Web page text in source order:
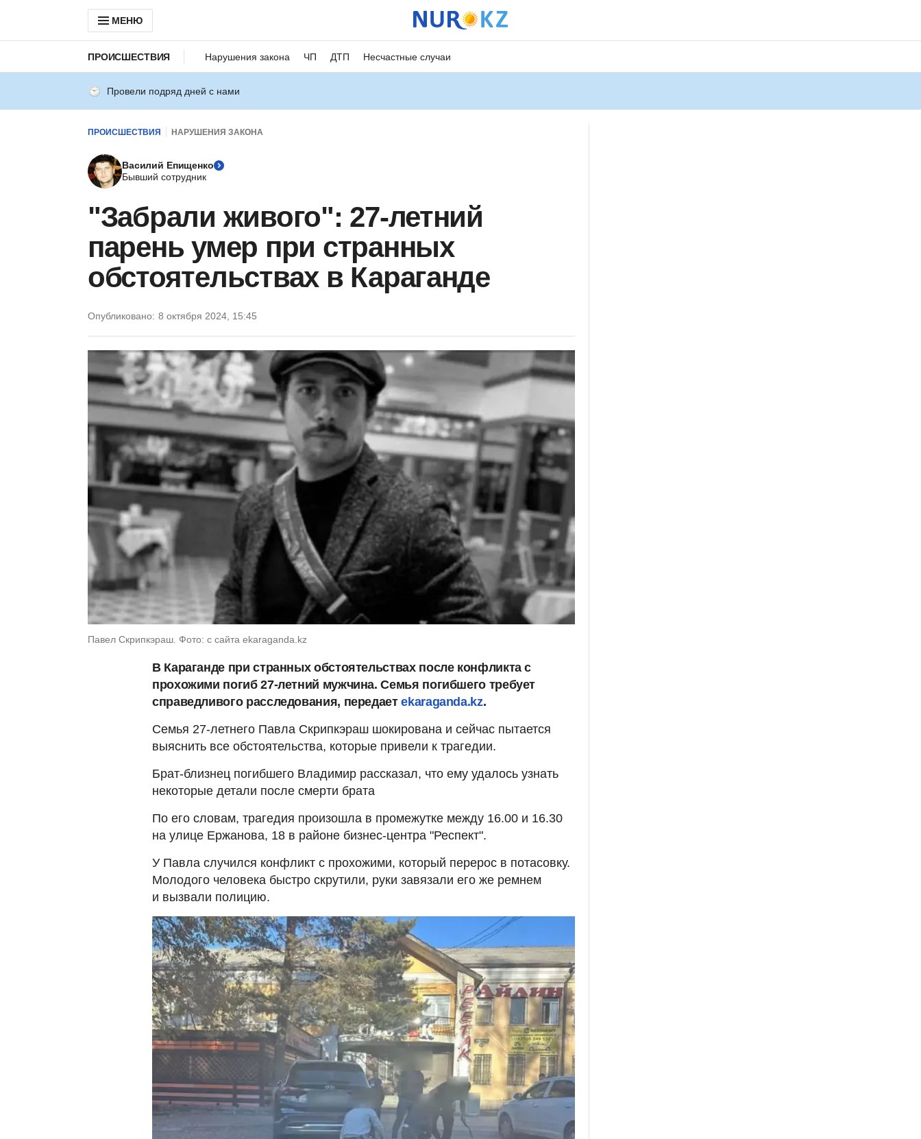
МЕНЮ
ПРОИСШЕСТВИЯ Нарушения закона ЧП ДТП Несчастные случаи
Провели подряд дней с нами
ПРОИСШЕСТВИЯ НАРУШЕНИЯ ЗАКОНА
Василий Епищенко
Бывший сотрудник
"Забрали живого": 27-летний
парень умер при странных
обстоятельствах в Караганде
Опубликовано: 8 октября 2024, 15:45
Павел Скрипкэраш. Фото: с сайта ekaraganda.kz
В Караганде при странных обстоятельствах после конфликта с
прохожими погиб 27-летний мужчина. Семья погибшего требует
справедливого расследования, передаетekaraganda.kz.
Семья 27-летнего Павла Скрипкэраш шокирована и сейчас пытается
выяснить все обстоятельства, которые привели к трагедии.
Брат-близнец погибшего Владимир рассказал, что ему удалось узнать
некоторые детали после смерти брата
По его словам, трагедия произошла в промежутке между 16.00 и 16.30
на улице Ержанова, 18 в районе бизнес-центра "Респект".
У Павла случился конфликт с прохожими, который перерос в потасовку.
Молодого человека быстро скрутили, руки завязали его же ремнем
и вызвали полицию.